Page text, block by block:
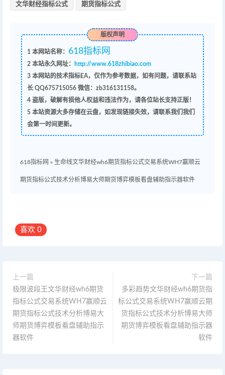
文华财经指标公式 期货指标公式
版权声明
1 本网站名称： 618指标网
2本站永久网址：
http://www.618zhibiao.com
3本网站的技术指标EA，仅作为参考数据，如有问题，请联系站
长 QQ675715056 微信：zb316131158。
4盗版，破解有损他人权益和违法作为，请各位站长支持正版！
5本站资源大多存储在云盘，如发现链接失效，请联系我们我们
会第一时间更新。
618指标网 » 生命线文华财经wh6期货指标公式交易系统WH7赢顺云
期货指标公式技术分析博易大师期货博弈模板看盘辅助指示器软件
喜欢 0
上一篇
极限波段王文华财经wh6期货
指标公式交易系统WH7赢顺云
期货指标公式技术分析博易大
师期货博弈模板看盘辅助指示
器软件
下一篇
多彩趋势文华财经wh6期货指
标公式交易系统WH7赢顺云期
货指标公式技术分析博易大师
期货博弈模板看盘辅助指示器
软件